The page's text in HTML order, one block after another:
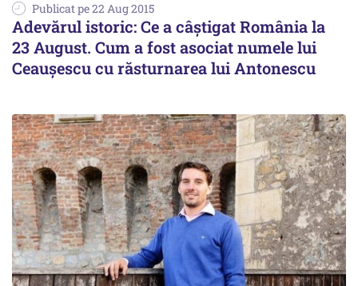
Publicat pe 22 Aug 2015
Adevărul istoric: Ce a câștigat România la
23 August. Cum a fost asociat numele lui
Ceaușescu cu răsturnarea lui Antonescu